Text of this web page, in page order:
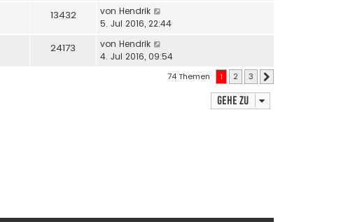
13432 von Hendrik
5. Jul 2016, 22:44
24173 von Hendrik
4. Jul 2016, 09:54
74 Themen 1 2 3
Gehe zu